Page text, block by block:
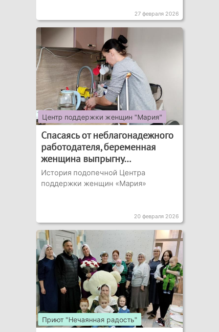
27 февраля 2026
Центр поддержки женщин "Мария"
Спасаясь от неблагонадежного
работодателя, беременная
женщина выпрыгну...
История подопечной Центра
поддержки женщин «Мария»
20 февраля 2026
Приют "Нечаянная радость"